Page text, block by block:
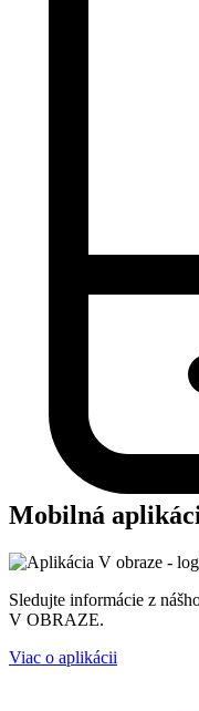
Mobilná
Sledujte informácie z
V OBRAZE.
Viac o aplikácii